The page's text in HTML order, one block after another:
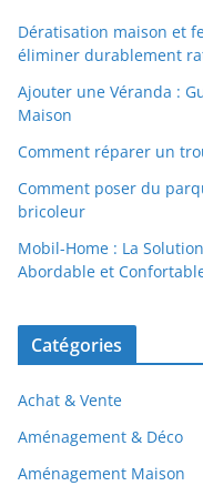
Dératisation maison et
éliminer durablement
Ajouter une Véranda :
Maison
Comment réparer un
Comment poser du
bricoleur
Mobil-Home : La
Abordable et
Catégories
Achat & Vente
Aménagement & Déco
Aménagement Maison